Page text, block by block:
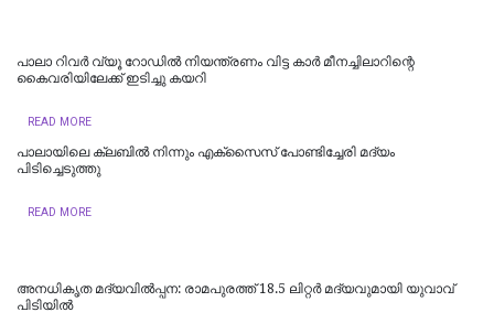
പാലാ റിവർ വ്യൂ റോഡിൽ നിയന്ത്രണം വിട്ട കാർ മീനച്ചിലാറിന്റെ
കൈവരിയിലേക്ക് ഇടിച്ചു കയറി
READ MORE
പാലായിലെ ക്ലബിൽ നിന്നും എക്സൈസ് പോണ്ടിച്ചേരി മദ്യം
പിടിച്ചെടുത്തു
READ MORE
അനധികൃത മദ്യവിൽപ്പന: രാമപുരത്ത് 18.5 ലിറ്റർ മദ്യവുമായി യുവാവ്
പിടിയിൽ